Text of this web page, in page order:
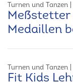
Turnen und Tanzen
Meßstetter
Medaillen
Turnen und Tanzen
Fit Kids